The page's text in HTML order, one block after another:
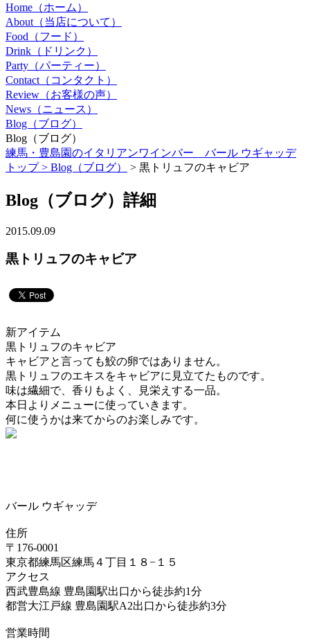
Home（ホーム）
About（当店について）
Food（フード）
Drink（ドリンク）
Party（パーティー）
Contact（コンタクト）
Review（お客様の声）
News（ニュース）
Blog（ブログ）
Blog（ブログ）
練馬・豊島園のイタリアンワインバー バール ウギャッデ
トップ > Blog（ブログ） > 黒トリュフのキャビア
Blog（ブログ）詳細
2015.09.09
黒トリュフのキャビア
新アイテム
黒トリュフのキャビア
キャビアと言っても鮫の卵ではありません。
黒トリュフのエキスをキャビアに見立てたものです。
味は繊細で、香りもよく、見栄えする一品。
本日よりメニューに使っていきます。
何に使うかは来てからのお楽しみです。
バール ウギャッデ
住所
〒176-0001
東京都練馬区練馬４丁目１８−１５
アクセス
西武豊島線 豊島園駅出口から徒歩約1分
都営大江戸線 豊島園駅A2出口から徒歩約3分
営業時間